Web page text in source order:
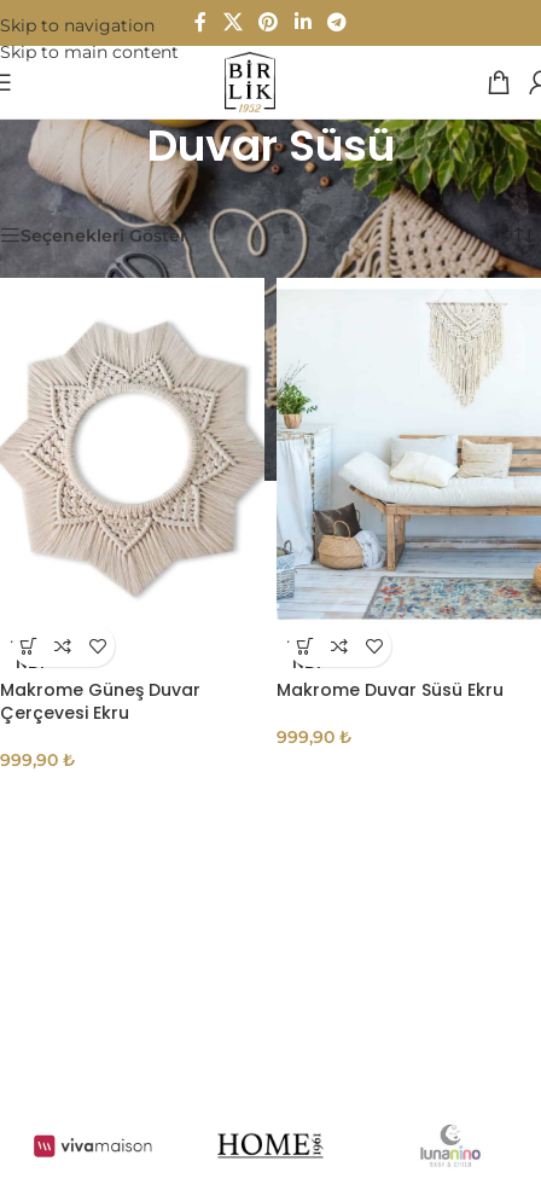
Skip to navigation
Skip to main content
Duvar Süsü
Ana Sayfa/Makrome/Duvar Süsü 2 sonucun tümü gösteriliyor
Seçenekleri Göster
TÜKE
NDI
Makrome Güneş Duvar
Çerçevesi Ekru
999,90 ₺
TÜKE
NDI
Makrome Duvar Süsü Ekru
999,90 ₺